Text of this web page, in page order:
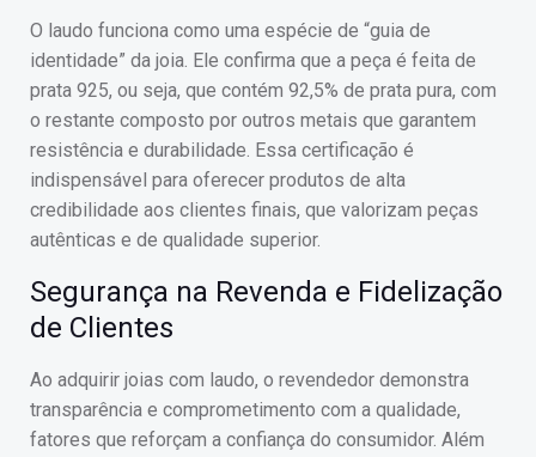
O laudo funciona como uma espécie de “guia de
identidade” da joia. Ele confirma que a peça é feita de
prata 925, ou seja, que contém 92,5% de prata pura, com
o restante composto por outros metais que garantem
resistência e durabilidade. Essa certificação é
indispensável para oferecer produtos de alta
credibilidade aos clientes finais, que valorizam peças
autênticas e de qualidade superior.
Segurança na Revenda e Fidelização
de Clientes
Ao adquirir joias com laudo, o revendedor demonstra
transparência e comprometimento com a qualidade,
fatores que reforçam a confiança do consumidor. Além